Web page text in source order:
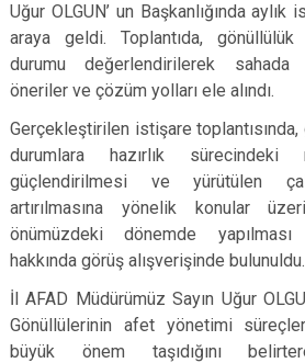
Uğur OLGUN’ un Başkanlığında aylık
araya geldi. Toplantıda,
durumu değerlendirilerek sahada
öneriler ve çözüm yolları ele alındı.
Gerçekleştirilen istişare
durumlara hazırlık sürecindeki
güçlendirilmesi ve yürütülen
artırılmasına yönelik konular
önümüzdeki dönemde
hakkında görüş alışverişinde bulunuldu.
İl AFAD Müdürümüz Sayın Uğur
Gönüllülerinin afet yönetimi
büyük önem taşıdığını